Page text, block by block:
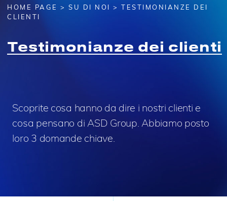
HOME PAGE >SU DI NOI > TESTIMONIANZE DEI
CLIENTI
Testimonianze dei clienti
Scoprite cosa hanno da dire i nostri clienti e
cosa pensano di ASD Group. Abbiamo posto
loro 3 domande chiave.